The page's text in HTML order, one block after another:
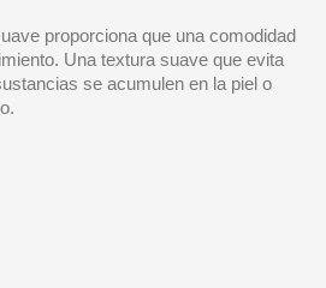
proporciona que una comodidad
Una textura suave que evita
se acumulen en la piel o